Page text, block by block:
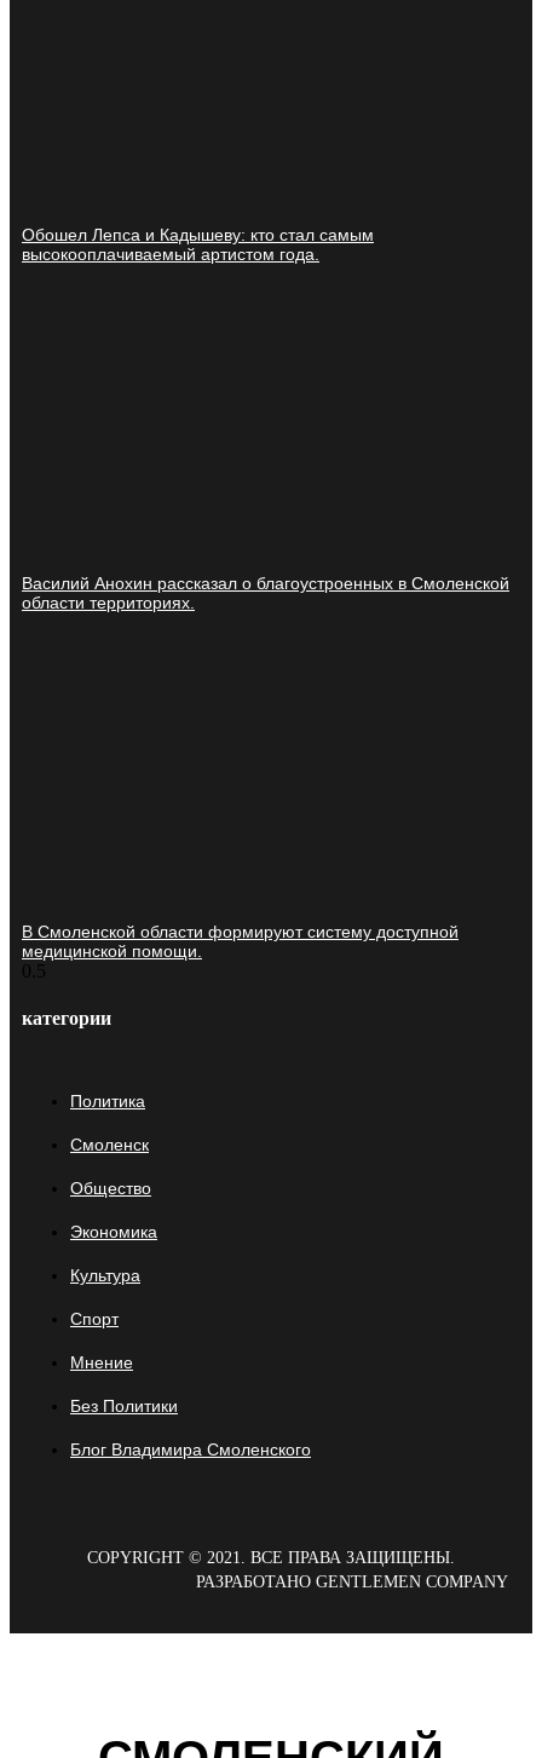
Обошел Лепса и Кадышеву: кто стал самым
высокооплачиваемый артистом года.
Василий Анохин рассказал о благоустроенных в Смоленской
области территориях.
В Смоленской области формируют систему доступной
медицинской помощи.
категории
Политика
Смоленск
Общество
Экономика
Культура
Спорт
Мнение
Без Политики
Блог Владимира Смоленского
COPYRIGHT © 2021. ВСЕ ПРАВА ЗАЩИЩЕНЫ.
РАЗРАБОТАНО GENTLEMEN COMPANY